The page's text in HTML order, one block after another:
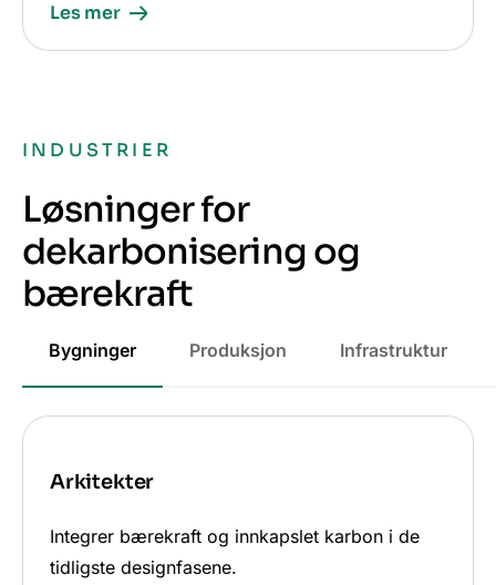
Les mer
INDUSTRIER
Løsninger for
dekarbonisering og
bærekraft
Bygninger Produksjon Infrastruktur
Arkitekter
Integrer bærekraft og innkapslet karbon i de
tidligste designfasene.